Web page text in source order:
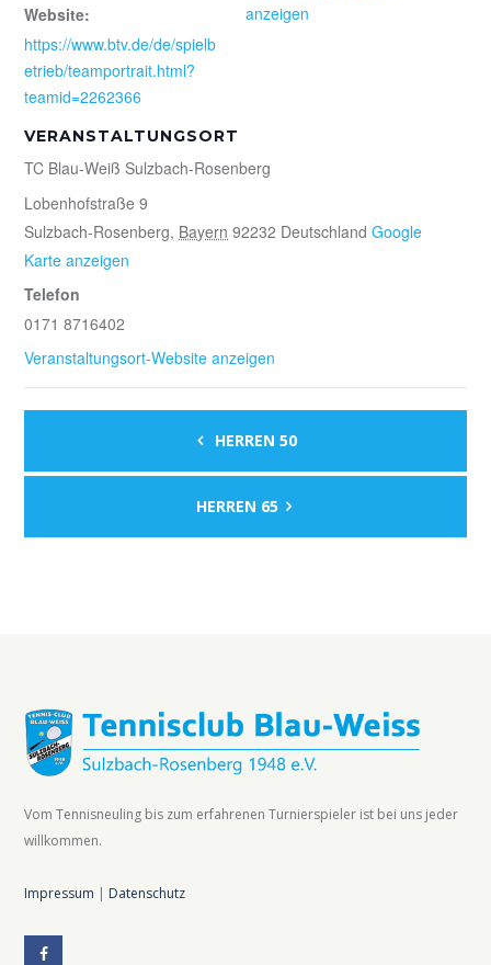
Website:
https://www.btv.de/de/spielb
etrieb/teamportrait.html?
teamid=2262366
VERANSTALTUNGSORT
TC Blau-Weiß Sulzbach-Rosenberg
Lobenhofstraße 9
Sulzbach-Rosenberg, Bayern 92232 Deutschland Google
Karte anzeigen
Telefon
0171 8716402
Veranstaltungsort-Website anzeigen
anzeigen
HERREN 50
HERREN 65
Vom Tennisneuling bis zum erfahrenen Turnierspieler ist bei uns jeder
willkommen.
Impressum | Datenschutz